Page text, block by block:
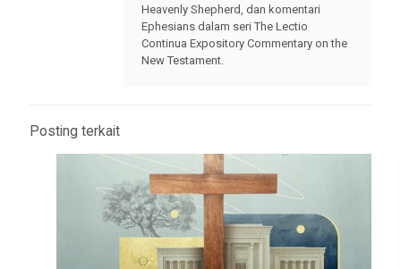
Heavenly Shepherd, dan komentari
Ephesians dalam seri The Lectio
Continua Expository Commentary on the
New Testament.
Posting terkait